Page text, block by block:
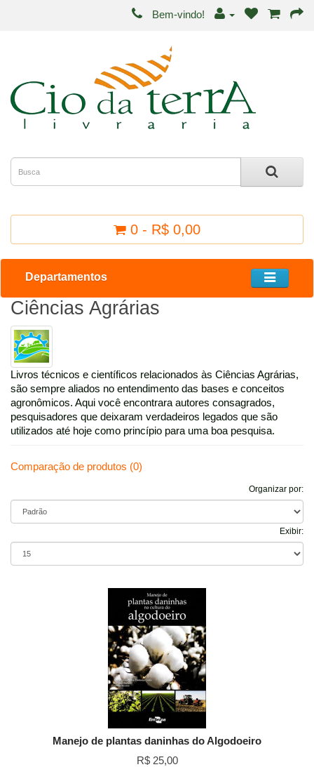
Bem-vindo!
0 - R$ 0,00
Departamentos
Ciências Agrárias
Livros técnicos e científicos relacionados às Ciências Agrárias,
são sempre aliados no entendimento das bases e conceitos
agronômicos. Aqui você encontrara autores consagrados,
pesquisadores que deixaram verdadeiros legados que são
utilizados até hoje como princípio para uma boa pesquisa.
Comparação de produtos (0)
Organizar por:
Exibir:
Manejo de plantas daninhas do Algodoeiro
R$ 25,00